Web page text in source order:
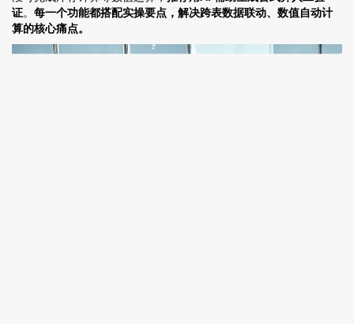
证。 每一个功能都搭配实操要点，解决跨表数据联动、数值自动计
算的核心痛点。